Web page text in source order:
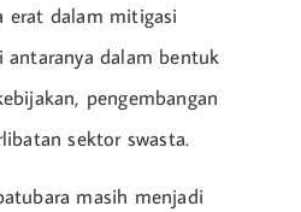
erat dalam mitigasi
antaranya dalam bentuk
pengembangan
sektor swasta.
masih menjadi